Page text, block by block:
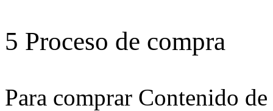
5 Proceso de compra
Para comprar Contenido